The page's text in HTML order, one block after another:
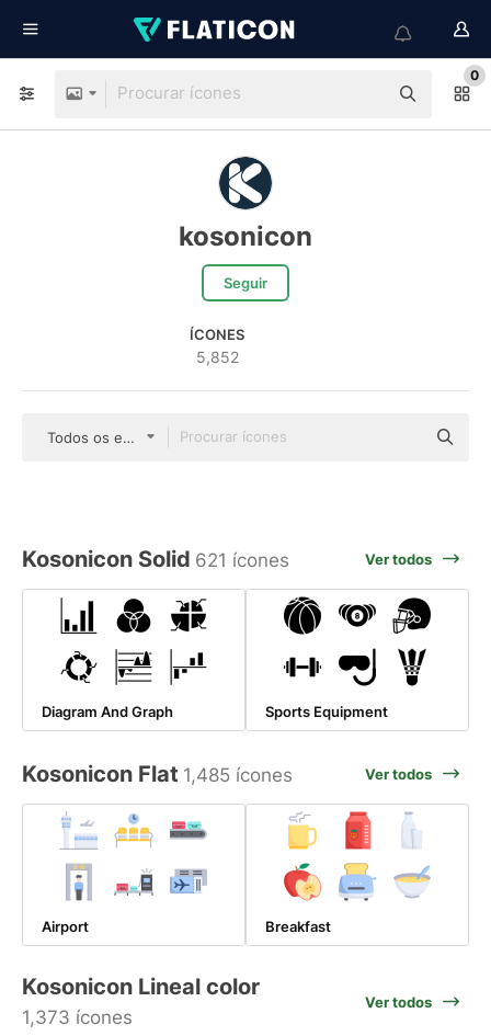
0
kosonicon
Seguir
ÍCONES
5,852
Todos os estilos
Kosonicon Solid 621 ícones Ver todos
Diagram And Graph Sports Equipment
Kosonicon Flat 1,485 ícones Ver todos
Airport Breakfast
Kosonicon Lineal color
1,373 ícones
Ver todos